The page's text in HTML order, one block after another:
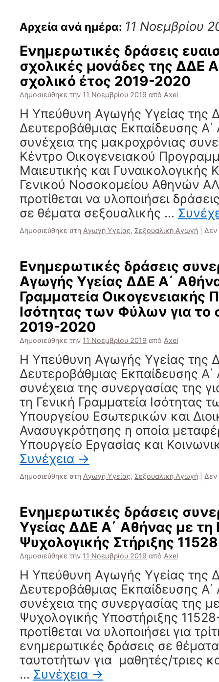
Αρχεία ανά ημέρα: 11 Νοεμβρίου
Eνημερωτικές δράσεις
σχολικές μονάδες της ΔΔΕ
σχολικό έτος 2019-2020
Δημοσιεύθηκε την 11 Νοεμβρίου 2019 από Axel
H Yπεύθυνη Αγωγής Υγείας της
Δευτεροβάθμιας Εκπαίδευσης
συνέχεια της μακροχρόνιας
Κέντρο Οικογενειακού
Μαιευτικής και Γυναικολογικής
Γενικού Νοσοκομείου Αθηνών
προτίθεται να υλοποιήσει
σε θέματα σεξουαλικής …
Δημοσιεύθηκε στη Αγωγή Υγείας, Σεξουαλική Αγωγή Δεν
Ενημερωτικές δράσεις
Αγωγής Υγείας ΔΔΕ Α΄
Γραμματεία Οικογενειακής
Ισότητας των Φύλων για το
2019-2020
Δημοσιεύθηκε την 11 Νοεμβρίου 2019 από Axel
Η Υπεύθυνη Αγωγής Υγείας της
Δευτεροβάθμιας Εκπαίδευσης
συνέχεια της συνεργασίας της
τη Γενική Γραμματεία Ισότητας
Υπουργείου Εσωτερικών και
Ανασυγκρότησης η οποία
Υπουργείο Εργασίας και
Συνέχεια →
Δημοσιεύθηκε στη Αγωγή Υγείας, Σεξουαλική Αγωγή Δεν
Ενημερωτικές δράσεις
Υγείας ΔΔΕ Α΄ Αθήνας με τη
Ψυχολογικής Στήριξης
Δημοσιεύθηκε την 11 Νοεμβρίου 2019 από Axel
Η Υπεύθυνη Αγωγής Υγείας της
Δευτεροβάθμιας Εκπαίδευσης
συνέχεια της συνεργασίας της
Ψυχολογικής Υποστήριξης
προτίθεται να υλοποιήσει για
ενημερωτικές δράσεις σε
ταυτοτήτων για μαθητές/τριες
… Συνέχεια →